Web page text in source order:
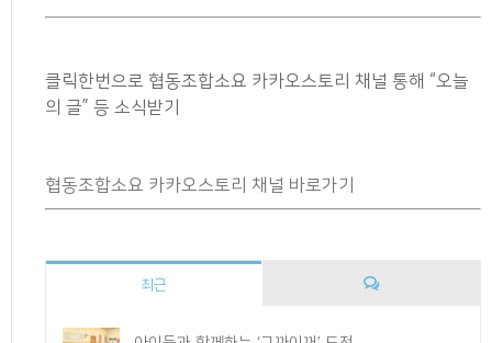
클릭한번으로 협동조합소요 카카오스토리 채널 통해 “오늘
의 글” 등 소식받기
협동조합소요 카카오스토리 채널 바로가기
최근